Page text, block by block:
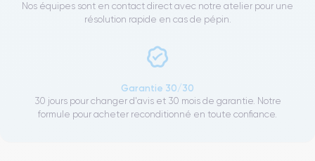
Nos équipes sont en contact direct avec notre atelier pour une
résolution rapide en cas de pépin.
Garantie 30/30
30 jours pour changer d'avis et 30 mois de garantie. Notre
formule pour acheter reconditionné en toute confiance.